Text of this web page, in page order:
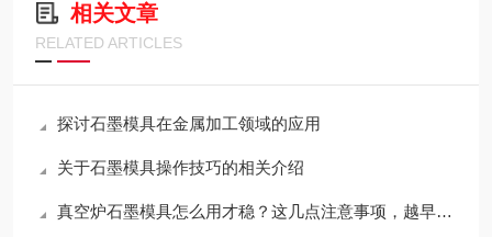
相关文章
RELATED ARTICLES
探讨石墨模具在金属加工领域的应用
关于石墨模具操作技巧的相关介绍
真空炉石墨模具怎么用才稳？这几点注意事项，越早知道越省心